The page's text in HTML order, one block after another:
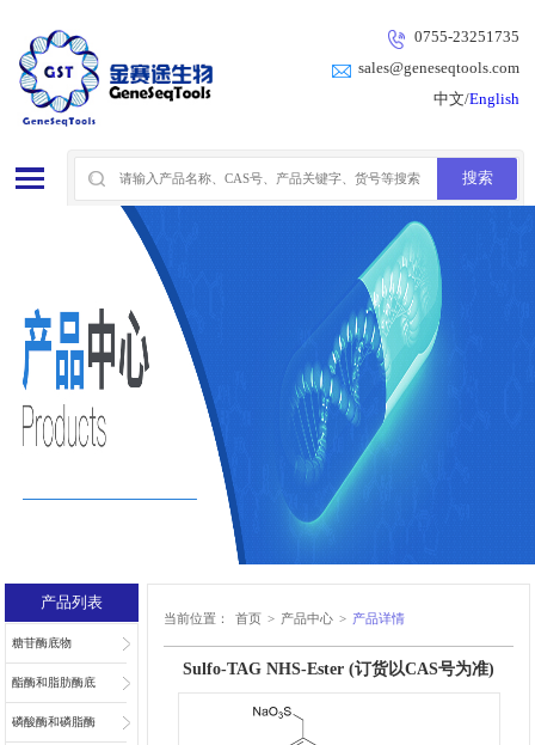
0755-23251735
sales@geneseqtools.com
中文/English
产品列表
糖苷酶底物
酯酶和脂肪酶底
物
磷酸酶和磷脂酶
当前位置： 首页 > 产品中心 > 产品详情
Sulfo-TAG NHS-Ester (订货以CAS号为准)